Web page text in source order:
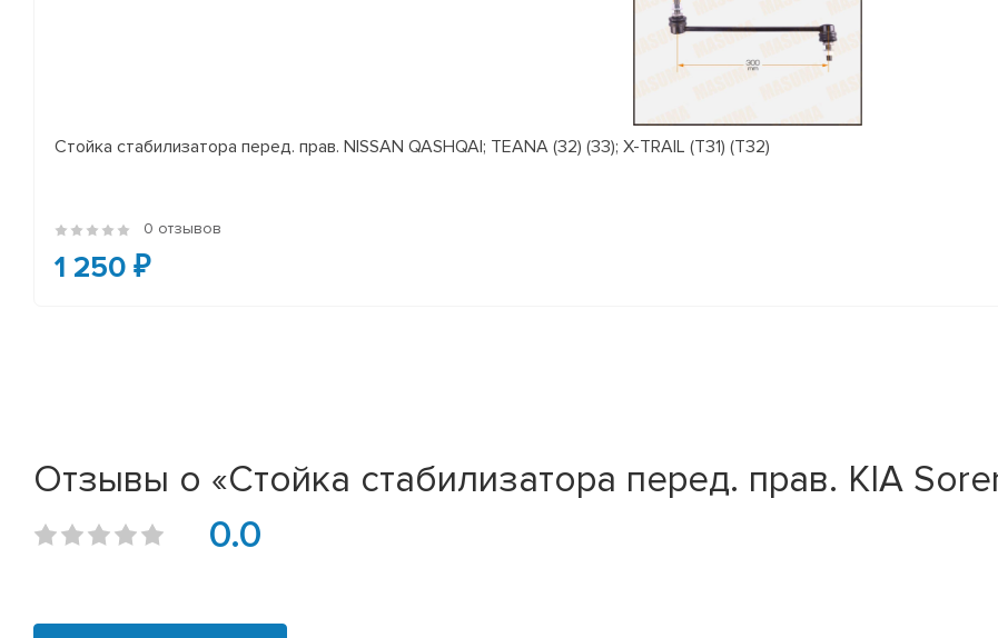
Стойка стабилизатора перед. прав. NISSAN QASHQAI; TEANA (32) (33); X-TRAIL (T31) (T32)
0 отзывов
1 250 ₽
Отзывы о «Стойка стабилизатора перед. прав. KIA
0.0